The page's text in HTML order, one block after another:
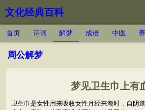
文化经典百科
首页 诗词 解梦 成语 中医
周公解梦
梦见卫生巾上有
卫生巾是女性用来吸收女性月经来潮时，自阴